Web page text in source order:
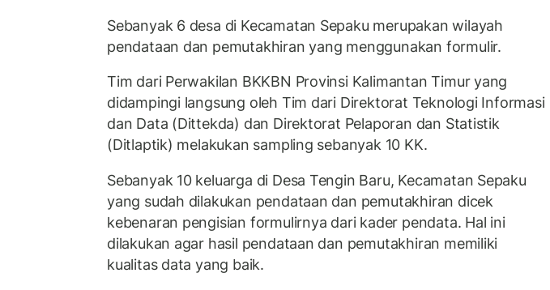
Sebanyak 6 desa di Kecamatan Sepaku merupakan wilayah
pendataan dan pemutakhiran yang menggunakan formulir.
Tim dari Perwakilan BKKBN Provinsi Kalimantan Timur yang
didampingi langsung oleh Tim dari Direktorat Teknologi Informasi
dan Data (Dittekda) dan Direktorat Pelaporan dan Statistik
(Ditlaptik) melakukan sampling sebanyak 10 KK.
Sebanyak 10 keluarga di Desa Tengin Baru, Kecamatan Sepaku
yang sudah dilakukan pendataan dan pemutakhiran dicek
kebenaran pengisian formulirnya dari kader pendata. Hal ini
dilakukan agar hasil pendataan dan pemutakhiran memiliki
kualitas data yang baik.